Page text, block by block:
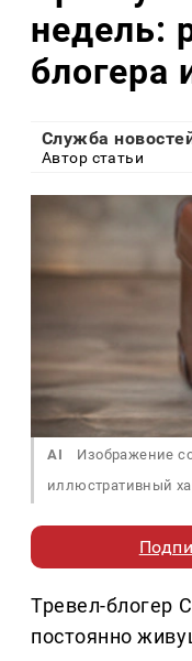
недель:
блогера
Служба
Автор статьи
AI
Изображение
иллюстративный
Тревел-блогер
постоянно